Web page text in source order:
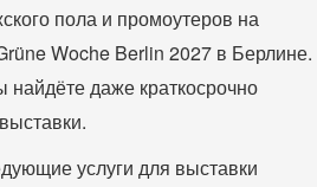
пола и промоутеров на
Woche Berlin 2027 в Берлине.
даже краткосрочно
услуги для выставки